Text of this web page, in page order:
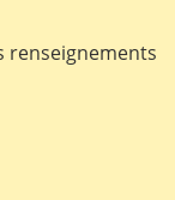
renseignements